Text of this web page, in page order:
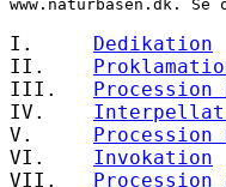
www.naturbasen.dk.
I. Dedikation
II.
III. Procession
IV.
V. Procession
VI. Invokation
VII. Procession